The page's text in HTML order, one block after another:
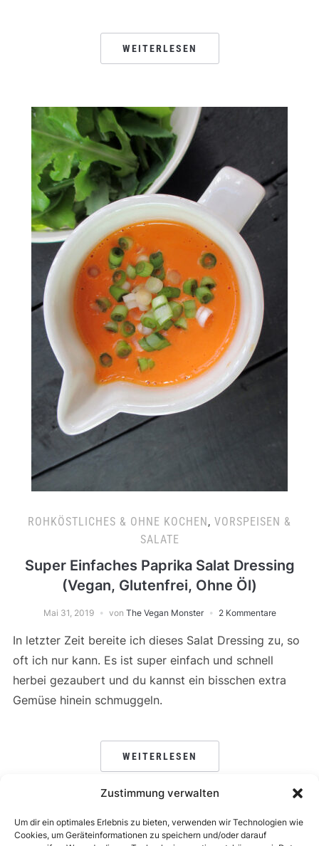
Zustimmung verwalten
Um dir ein optimales Erlebnis zu bieten, verwenden wir Technologien wie
Cookies, um Geräteinformationen zu speichern und/oder darauf
WEITERLESEN
ROHKÖSTLICHES & OHNE KOCHEN, VORSPEISEN &
SALATE
Super Einfaches Paprika Salat Dressing
(Vegan, Glutenfrei, Ohne Öl)
Mai 31, 2019 von The Vegan Monster 2 Kommentare
In letzter Zeit bereite ich dieses Salat Dressing zu, so
oft ich nur kann. Es ist super einfach und schnell
herbei gezaubert und du kannst ein bisschen extra
Gemüse hinein schmuggeln.
WEITERLESEN
SEITENNUMMERIERUNG
1 2 … 7 WEITER →